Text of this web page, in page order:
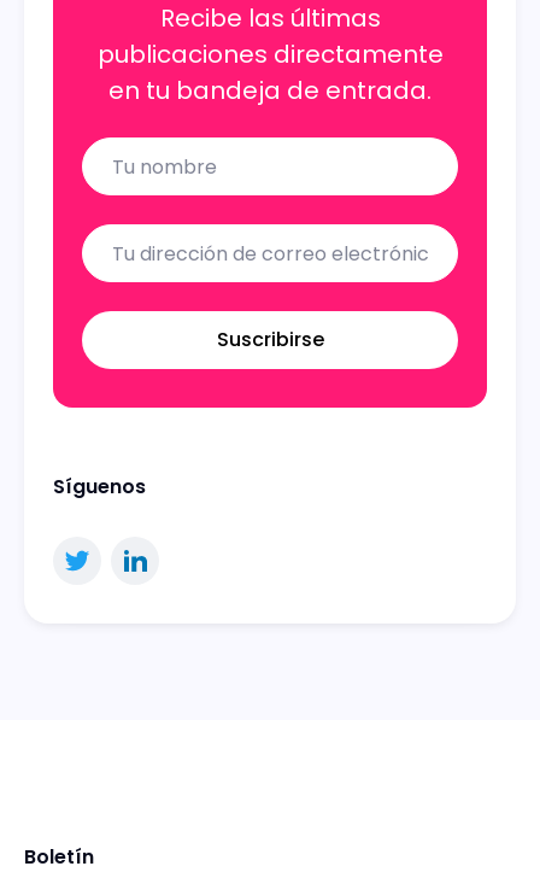
Recibe las últimas
publicaciones directamente
en tu bandeja de entrada.
Name
Email
Suscribirse
Síguenos
Boletín